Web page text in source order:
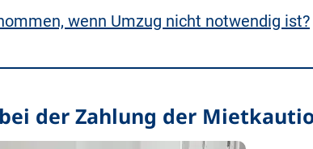
wenn Umzug nicht notwendig ist?
der Zahlung der